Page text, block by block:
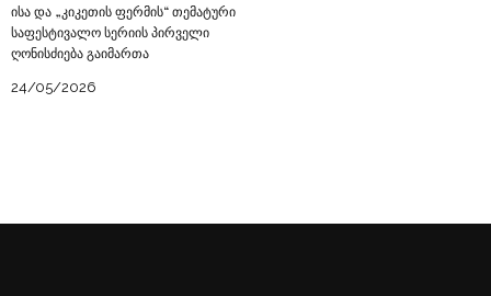
ისა და „კიკეთის ფერმის“ თემატური
საფესტივალო სერიის პირველი
ღონისძიება გაიმართა
24/05/2026